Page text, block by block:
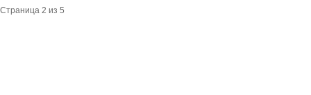
Страница 2 из 5